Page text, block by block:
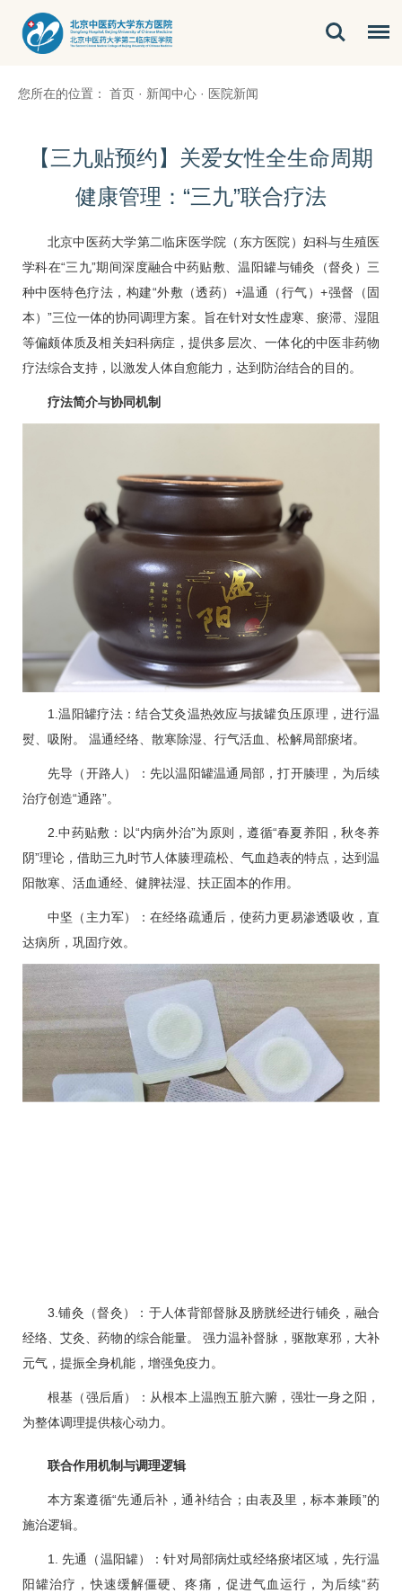
您所在的位置： 首页 · 新闻中心 · 医院新闻
【三九贴预约】关爱女性全生命周期
健康管理：“三九”联合疗法
北京中医药大学第二临床医学院（东方医院） 妇科与生殖医
学科在“三九”期间深度融合中药贴敷、温阳罐与铺灸（督灸）三
种中医特色疗法，构建“外敷（透药）+温通（行气）+强督（固
本）”三位一体的协同调理方案。旨在针对女性虚寒、瘀滞、湿阻
等偏颇体质及相关妇科病症，提供多层次、一体化的中医非药物
疗法综合支持，以激发人体自愈能力，达到防治结合的目的。
疗法简介与协同机制
1.温阳罐疗法：结合艾灸温热效应与拔罐负压原理，进行温
熨、吸附。 温通经络、散寒除湿、行气活血、松解局部瘀堵。
先导（开路人）：先以温阳罐温通局部，打开腠理，为后续
治疗创造“通路”。
2.中药贴敷：以“内病外治”为原则，遵循“春夏养阳，秋冬养
阴”理论，借助三九时节人体腠理疏松、气血趋表的特点，达到温
阳散寒、活血通经、健脾祛湿、扶正固本的作用。
中坚（主力军）：在经络疏通后，使药力更易渗透吸收，直
达病所，巩固疗效。
3.铺灸（督灸）：于人体背部督脉及膀胱经进行铺灸，融合
经络、艾灸、药物的综合能量。 强力温补督脉，驱散寒邪，大补
元气，提振全身机能，增强免疫力。
根基（强后盾）：从根本上温煦五脏六腑，强壮一身之阳，
为整体调理提供核心动力。
联合作用机制与调理逻辑
本方案遵循“先通后补，通补结合；由表及里，标本兼顾”的
施治逻辑。
1. 先通（温阳罐）：针对局部病灶或经络瘀堵区域，先行温
阳罐治疗，快速缓解僵硬、疼痛，促进气血运行，为后续“药